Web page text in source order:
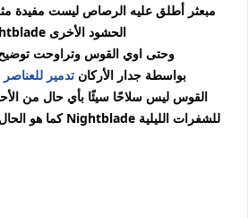
مبعثر أطلق عليه الرصاص ليست مفيدة
الحشود الأخرى Nightblade،
وحتى اوي القوس وتراوحت توضيح
بواسطة جدار الأركان تدمير للعناصر
القوس ليس سلاحًا سيئًا بأي حال من
للشفرات الليليةNightblade كما هو